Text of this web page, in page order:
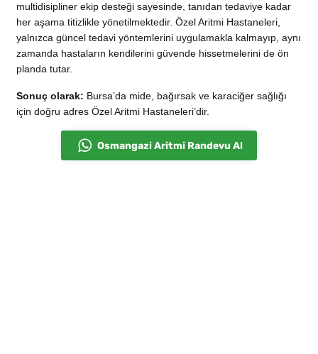
multidisipliner ekip desteği sayesinde, tanıdan tedaviye kadar
her aşama titizlikle yönetilmektedir. Özel Aritmi Hastaneleri,
yalnızca güncel tedavi yöntemlerini uygulamakla kalmayıp, aynı
zamanda hastaların kendilerini güvende hissetmelerini de ön
planda tutar.
Sonuç olarak: Bursa’da mide, bağırsak ve karaciğer sağlığı
için doğru adres Özel Aritmi Hastaneleri’dir.
Osmangazi Aritmi Randevu Al